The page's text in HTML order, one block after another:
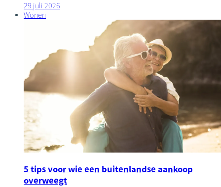
29 juli 2026
Wonen
5 tips voor wie een buitenlandse aankoop
overweegt